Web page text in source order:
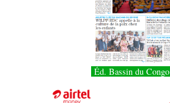
Éd. Bassin du Congo